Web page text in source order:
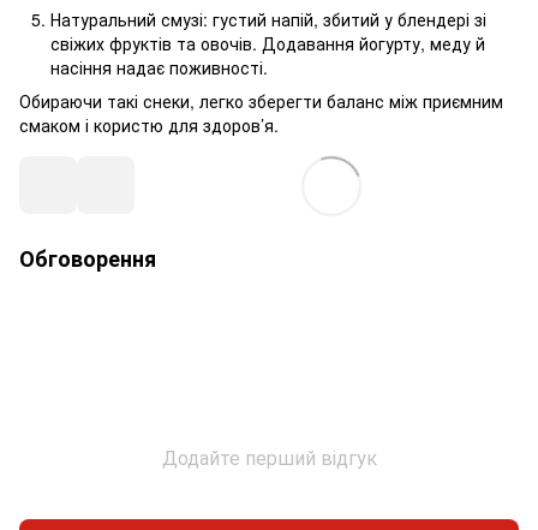
Натуральний смузі: густий напій, збитий у блендері зі
свіжих фруктів та овочів. Додавання йогурту, меду й
насіння надає поживності.
Обираючи такі снеки, легко зберегти баланс між приємним
смаком і користю для здоров’я.
Обговорення
Додайте перший відгук